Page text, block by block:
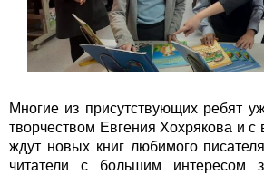
Многие из присутствующих ребят
творчеством Евгения Хохрякова и с
ждут новых книг любимого
читатели с большим интересом